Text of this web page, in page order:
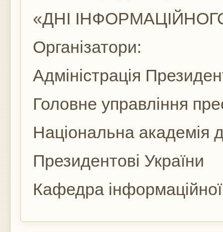
«ДНІ
Організатори:
Адміністрація
Головне управління
Національна академія
Президентові України
Кафедра інформаційної